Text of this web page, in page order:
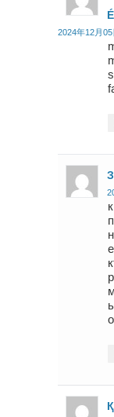
2024年12月